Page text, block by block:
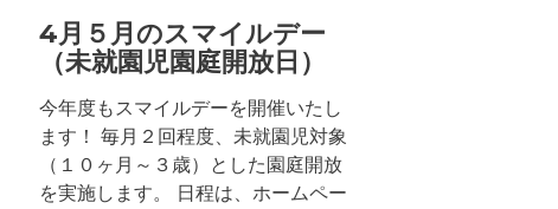
4月５月のスマイルデー
（未就園児園庭開放日）
今年度もスマイルデーを開催いたし
ます！ 毎月２回程度、未就園児対象
（１０ヶ月～３歳）とした園庭開放
を実施します。 日程は、ホームペー